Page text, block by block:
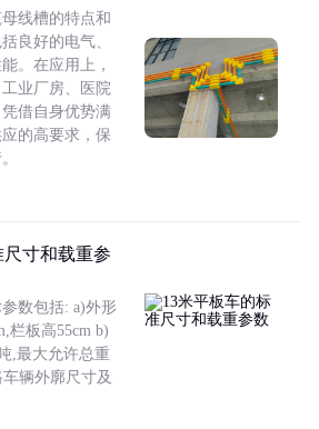
线槽的特点和
良好的电气、
。在应用上，
业厂房、医院
借自身优势满
的高要求，保
寸和载重参
数包括: a)外形
栏板高55cm b)
,最大允许总重
辆外廓尺寸及